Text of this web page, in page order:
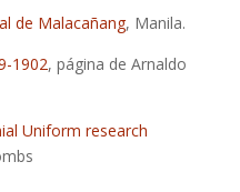
de Malacañang, Manila.
1902, página de Arnaldo
Uniform research